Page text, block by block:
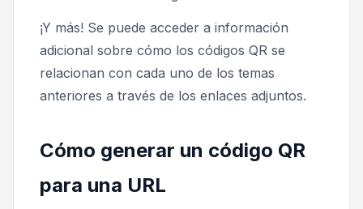
¡Y más! Se puede acceder a información
adicional sobre cómo los códigos QR se
relacionan con cada uno de los temas
anteriores a través de los enlaces adjuntos.
Cómo generar un código QR
para una URL